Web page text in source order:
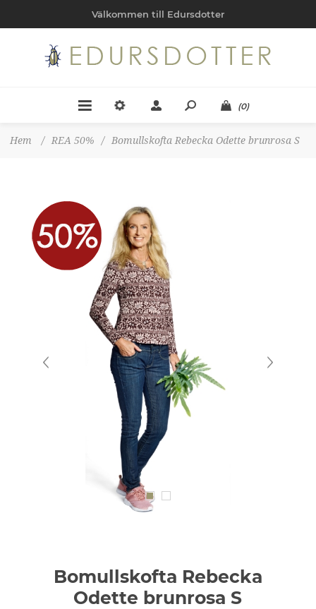
Välkommen till Edursdotter
(0)
Hem / REA 50% / Bomullskofta Rebecka Odette brunrosa S
Bomullskofta Rebecka
Odette brunrosa S